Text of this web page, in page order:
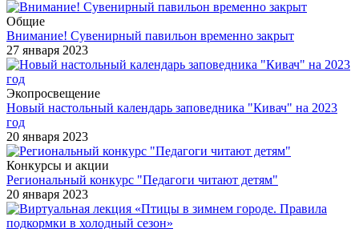
Общие
Внимание! Сувенирный павильон временно закрыт
27 января 2023
Экопросвещение
Новый настольный календарь заповедника "Кивач" на 2023
год
20 января 2023
Конкурсы и акции
Региональный конкурс "Педагоги читают детям"
20 января 2023